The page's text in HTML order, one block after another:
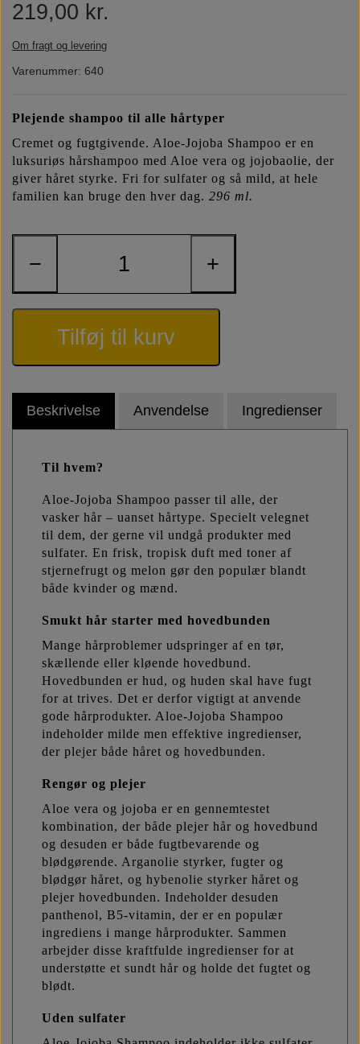
Solbeskyttelse
FAQ om emballage
219,00 kr.
Om fragt og levering
Varenummer: 640
Plejende shampoo til alle hårtyper
Cremet og fugtgivende. Aloe-Jojoba Shampoo er en
luksuriøs hårshampoo med Aloe vera og jojobaolie, der
giver håret styrke. Fri for sulfater og så mild, at hele
familien kan bruge den hver dag. 296 ml.
− +
Tilføj til kurv
Beskrivelse Anvendelse Ingredienser
Til hvem?
Aloe-Jojoba Shampoo passer til alle, der
vasker hår – uanset hårtype. Specielt velegnet
til dem, der gerne vil undgå produkter med
sulfater. En frisk, tropisk duft med toner af
stjernefrugt og melon gør den populær blandt
både kvinder og mænd.
Smukt hår starter med hovedbunden
Mange hårproblemer udspringer af en tør,
skællende eller kløende hovedbund.
Hovedbunden er hud, og huden skal have fugt
for at trives. Det er derfor vigtigt at anvende
gode hårprodukter. Aloe-Jojoba Shampoo
indeholder milde men effektive ingredienser,
der plejer både håret og hovedbunden.
Rengør og plejer
Aloe vera og jojoba er en gennemtestet
kombination, der både plejer hår og hovedbund
og desuden er både fugtbevarende og
blødgørende. Arganolie styrker, fugter og
blødgør håret, og hybenolie styrker håret og
plejer hovedbunden. Indeholder desuden
panthenol, B5-vitamin, der er en populær
ingrediens i mange hårprodukter. Sammen
arbejder disse kraftfulde ingredienser for at
understøtte et sundt hår og holde det fugtet og
blødt.
Uden sulfater